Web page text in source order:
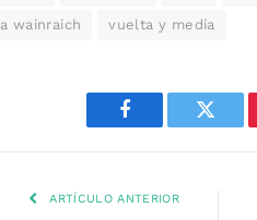
wainraich vuelta y media
Facebook
ARTÍCULO ANTERIOR